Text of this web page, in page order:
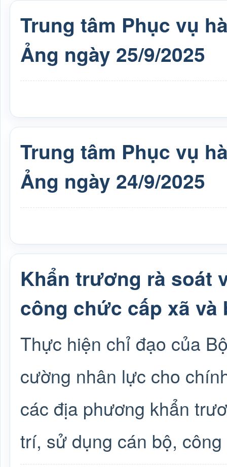
Trung tâm Phục vụ
Ảng ngày 25/9/2025
Trung tâm Phục vụ
Ảng ngày 24/9/2025
Khẩn trương rà soát
công chức cấp xã
Thực hiện chỉ đạo của
cường nhân lực cho
các địa phương khẩn
trí, sử dụng cán bộ,